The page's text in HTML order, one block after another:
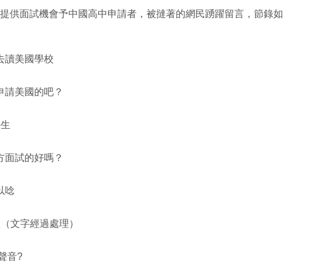
供面試機會予中國高中申請者，被撻著的網民踴躍留言，節錄如
讀美國學校
請美國的吧？
面試的好嗎？
唸
文字經過處理）
音?